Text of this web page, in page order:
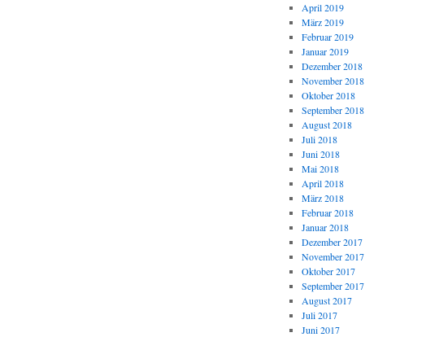
April 2019
März 2019
Februar 2019
Januar 2019
Dezember 2018
November 2018
Oktober 2018
September 2018
August 2018
Juli 2018
Juni 2018
Mai 2018
April 2018
März 2018
Februar 2018
Januar 2018
Dezember 2017
November 2017
Oktober 2017
September 2017
August 2017
Juli 2017
Juni 2017